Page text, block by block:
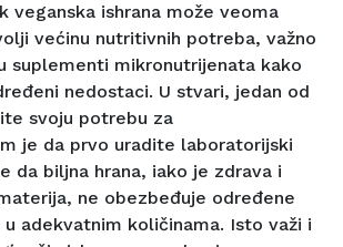
veganska ishrana može veoma
većinu nutritivnih potreba, važno
suplementi mikronutrijenata kako
nedostaci. U stvari, jedan od
svoju potrebu za
je da prvo uradite laboratorijski
da biljna hrana, iako je zdrava i
ne obezbeđuje određene
adekvatnim količinama. Isto važi i